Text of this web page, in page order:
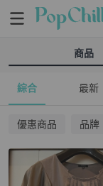
商品
綜合 最新
優惠商品 品牌